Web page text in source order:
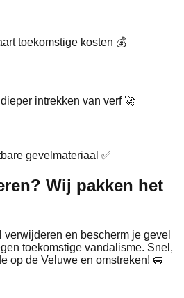
toekomstige kosten 💰
intrekken van verf 🚀
gevelmateriaal ✅
Wij pakken het
verwijderen en bescherm je gevel
toekomstige vandalisme. Snel,
op de Veluwe en omstreken! 🚐